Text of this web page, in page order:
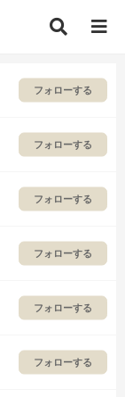
フォローする
フォローする
フォローする
フォローする
フォローする
フォローする